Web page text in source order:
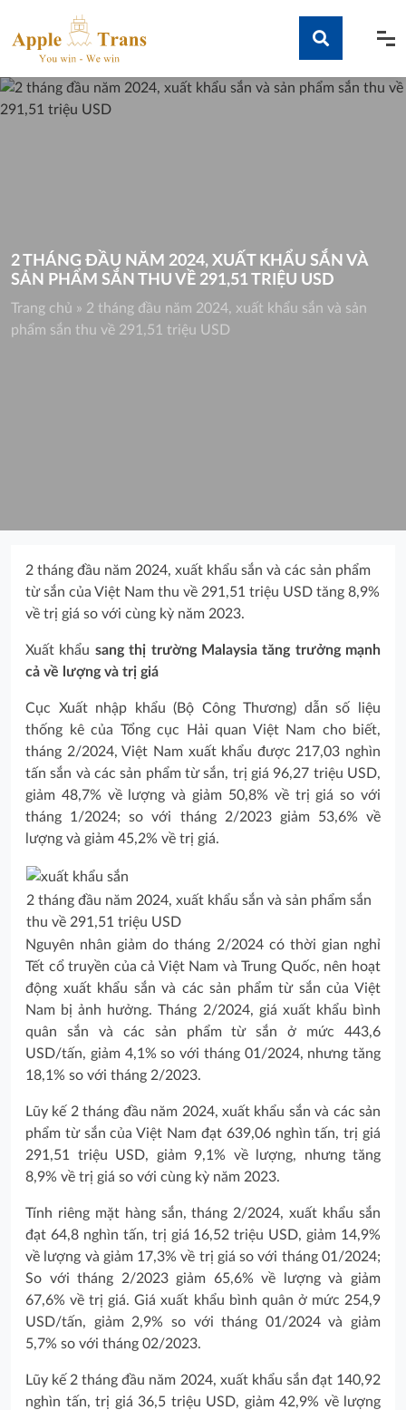
content
Tìm kiếm
2 THÁNG ĐẦU NĂM 2024, XUẤT KHẨU SẮN VÀ
SẢN PHẨM SẮN THU VỀ 291,51 TRIỆU USD
Trang chủ » 2 tháng đầu năm 2024, xuất khẩu sắn và sản
phẩm sắn thu về 291,51 triệu USD
2 tháng đầu năm 2024, xuất khẩu sắn và các sản phẩm
từ sắn của Việt Nam thu về 291,51 triệu USD tăng 8,9%
về trị giá so với cùng kỳ năm 2023.
Xuất khẩu sang thị trường Malaysia tăng trưởng mạnh
cả về lượng và trị giá
Cục Xuất nhập khẩu (Bộ Công Thương) dẫn số liệu
thống kê của Tổng cục Hải quan Việt Nam cho biết,
tháng 2/2024, Việt Nam xuất khẩu được 217,03 nghìn
tấn sắn và các sản phẩm từ sắn, trị giá 96,27 triệu USD,
giảm 48,7% về lượng và giảm 50,8% về trị giá so với
tháng 1/2024; so với tháng 2/2023 giảm 53,6% về
lượng và giảm 45,2% về trị giá.
2 tháng đầu năm 2024, xuất khẩu sắn và sản phẩm sắn
thu về 291,51 triệu USD
Nguyên nhân giảm do tháng 2/2024 có thời gian nghỉ
Tết cổ truyền của cả Việt Nam và Trung Quốc, nên hoạt
động xuất khẩu sắn và các sản phẩm từ sắn của Việt
Nam bị ảnh hưởng. Tháng 2/2024, giá xuất khẩu bình
quân sắn và các sản phẩm từ sắn ở mức 443,6
USD/tấn, giảm 4,1% so với tháng 01/2024, nhưng tăng
18,1% so với tháng 2/2023.
Lũy kế 2 tháng đầu năm 2024, xuất khẩu sắn và các sản
phẩm từ sắn của Việt Nam đạt 639,06 nghìn tấn, trị giá
291,51 triệu USD, giảm 9,1% về lượng, nhưng tăng
8,9% về trị giá so với cùng kỳ năm 2023.
Tính riêng mặt hàng sắn, tháng 2/2024, xuất khẩu sắn
đạt 64,8 nghìn tấn, trị giá 16,52 triệu USD, giảm 14,9%
về lượng và giảm 17,3% về trị giá so với tháng 01/2024;
So với tháng 2/2023 giảm 65,6% về lượng và giảm
67,6% về trị giá. Giá xuất khẩu bình quân ở mức 254,9
USD/tấn, giảm 2,9% so với tháng 01/2024 và giảm
5,7% so với tháng 02/2023.
Lũy kế 2 tháng đầu năm 2024, xuất khẩu sắn đạt 140,92
nghìn tấn, trị giá 36,5 triệu USD, giảm 42,9% về lượng